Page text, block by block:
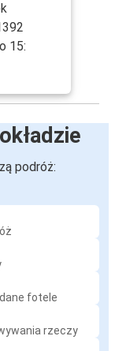
15:
podróż:
fotele
rzeczy